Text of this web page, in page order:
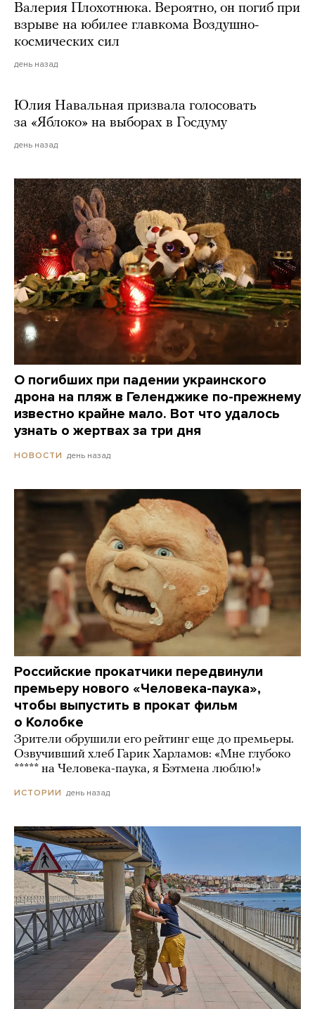
Валерия Плохотнюка. Вероятно, он погиб при
взрыве на юбилее главкома Воздушно-
космических сил
день назад
Юлия Навальная призвала голосовать
за «Яблоко» на выборах в Госдуму
день назад
О погибших при падении украинского
дрона на пляж в Геленджике по-прежнему
известно крайне мало. Вот что удалось
узнать о жертвах за три дня
НОВОСТИ день назад
Российские прокатчики передвинули
премьеру нового «Человека-паука»,
чтобы выпустить в прокат фильм
о Колобке
Зрители обрушили его рейтинг еще до премьеры.
Озвучивший хлеб Гарик Харламов: «Мне глубоко
***** на Человека-паука, я Бэтмена люблю!»
ИСТОРИИ день назад